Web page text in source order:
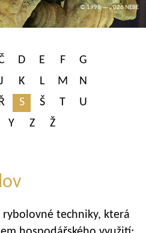
© 1998 — 2026 NEBE
D E F
G
J K L M
N
S Š T
U
Y Z Ž
techniky, která